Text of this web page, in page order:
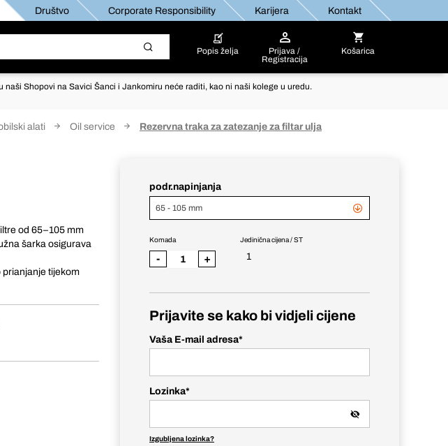
Društvo Corporate Responsibility Karijera Kontakt
Popis želja
Prijava /
Registracija
Košarica
naši Shopovi na Savici Šanci i Jankomiru neće raditi, kao ni naši kolege u uredu.
alati Oil service Rezervna traka za zatezanje za filtar ulja
od 65–105 mm
šarka osigurava
tijekom
podr.napinjanja
65 - 105 mm
Jedinična cijena / ST
1
Komada
- +
Prijavite se kako bi vidjeli cijene
Vaša E-mail adresa*
Lozinka*
Izgubljena lozinka?